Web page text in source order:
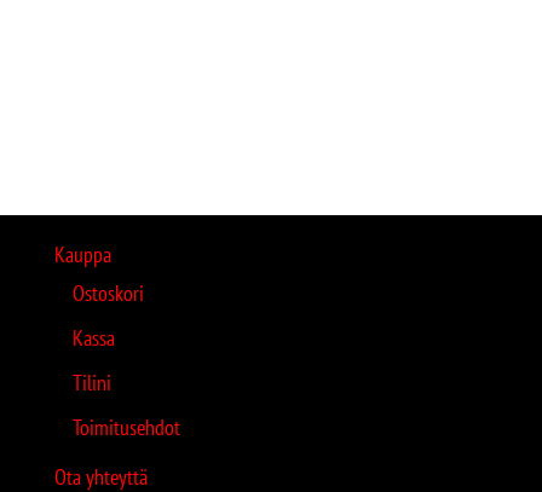
Kauppa
Ostoskori
Kassa
Tilini
Toimitusehdot
Ota yhteyttä